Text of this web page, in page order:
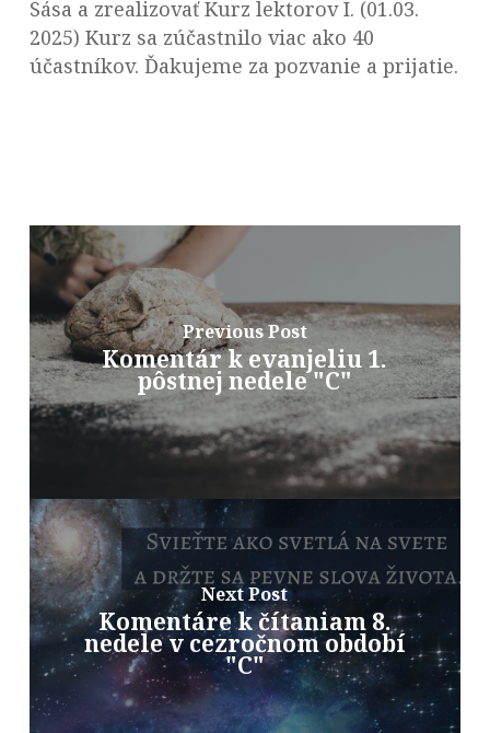
Sása a zrealizovať Kurz lektorov I. (01.03.
2025) Kurz sa zúčastnilo viac ako 40
účastníkov. Ďakujeme za pozvanie a prijatie.
Previous Post
Komentár k evanjeliu 1.
pôstnej nedele "C"
Next Post
Komentáre k čítaniam 8.
nedele v cezročnom období
"C"